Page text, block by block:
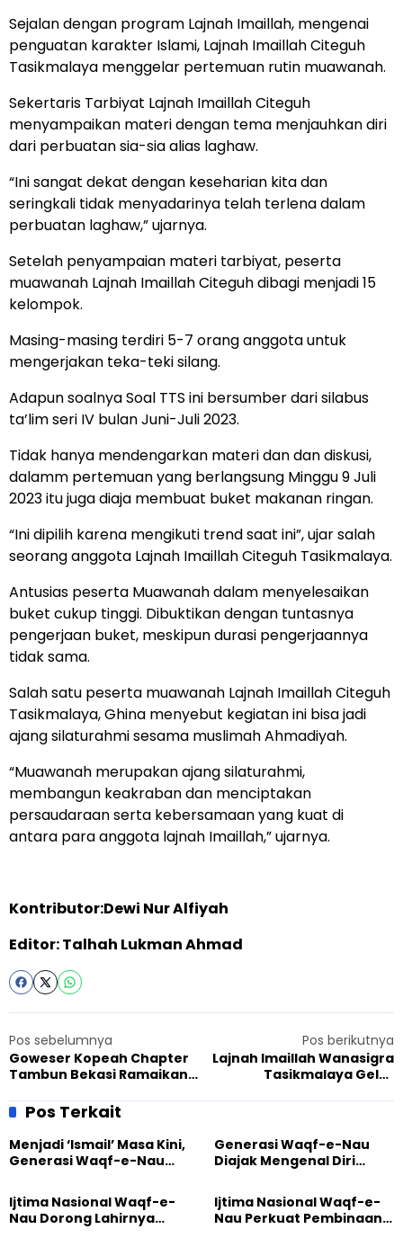
Sejalan dengan program Lajnah Imaillah, mengenai
penguatan karakter Islami, Lajnah Imaillah Citeguh
Tasikmalaya menggelar pertemuan rutin muawanah.
Sekertaris Tarbiyat Lajnah Imaillah Citeguh
menyampaikan materi dengan tema menjauhkan diri
dari perbuatan sia-sia alias laghaw.
“Ini sangat dekat dengan keseharian kita dan
seringkali tidak menyadarinya telah terlena dalam
perbuatan laghaw,” ujarnya.
Setelah penyampaian materi tarbiyat, peserta
muawanah Lajnah Imaillah Citeguh dibagi menjadi 15
kelompok.
Masing-masing terdiri 5-7 orang anggota untuk
mengerjakan teka-teki silang.
Adapun soalnya Soal TTS ini bersumber dari silabus
ta’lim seri IV bulan Juni-Juli 2023.
Tidak hanya mendengarkan materi dan dan diskusi,
dalamm pertemuan yang berlangsung Minggu 9 Juli
2023 itu juga diaja membuat buket makanan ringan.
“Ini dipilih karena mengikuti trend saat ini”, ujar salah
seorang anggota Lajnah Imaillah Citeguh Tasikmalaya.
Antusias peserta Muawanah dalam menyelesaikan
buket cukup tinggi. Dibuktikan dengan tuntasnya
pengerjaan buket, meskipun durasi pengerjaannya
tidak sama.
Salah satu peserta muawanah Lajnah Imaillah Citeguh
Tasikmalaya, Ghina menyebut kegiatan ini bisa jadi
ajang silaturahmi sesama muslimah Ahmadiyah.
“Muawanah merupakan ajang silaturahmi,
membangun keakraban dan menciptakan
persaudaraan serta kebersamaan yang kuat di
antara para anggota lajnah Imaillah,” ujarnya.
Kontributor:Dewi Nur Alfiyah
Editor: Talhah Lukman Ahmad
Pos sebelumnya
Goweser Kopeah Chapter
Tambun Bekasi Ramaikan
Stand Buku
Pos berikutnya
Lajnah Imaillah Wanasigra
Tasikmalaya Gelar
Jenazah di Akhir Pekan
Pos Terkait
Menjadi ‘Ismail’ Masa Kini,
Generasi Waqf-e-Nau
Pengabdian
Generasi Waqf-e-Nau
Diajak Mengenal Diri
Dunia
Ijtima Nasional Waqf-e-
Nau Dorong Lahirnya
Ijtima Nasional Waqf-e-
Nau Perkuat Pembinaan